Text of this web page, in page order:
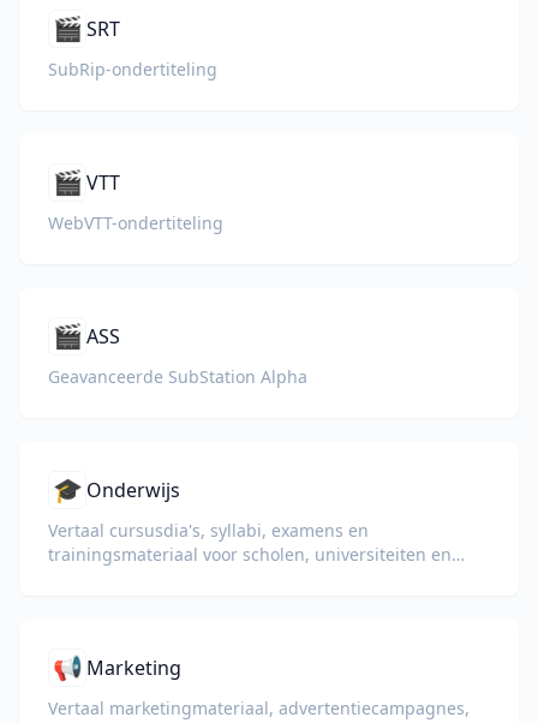
🎬 SRT
SubRip-ondertiteling
🎬 VTT
WebVTT-ondertiteling
🎬 ASS
Geavanceerde SubStation Alpha
🎓 Onderwijs
Vertaal cursusdia's, syllabi, examens en
trainingsmateriaal voor scholen, universiteiten en
📢 Marketing
Vertaal marketingmateriaal, advertentiecampagnes,